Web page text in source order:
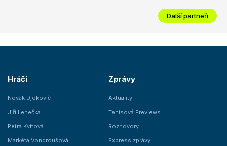
Další partneři
Hráči
Novak Djokovič
Jiří Lehečka
Petra Kvitová
Markéta Vondroušová
Zprávy
Aktuality
Tenisová Previews
Rozhovory
Express zprávy